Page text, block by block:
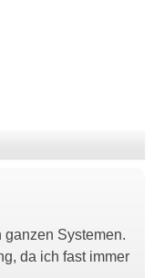
Systemen.
da ich fast immer